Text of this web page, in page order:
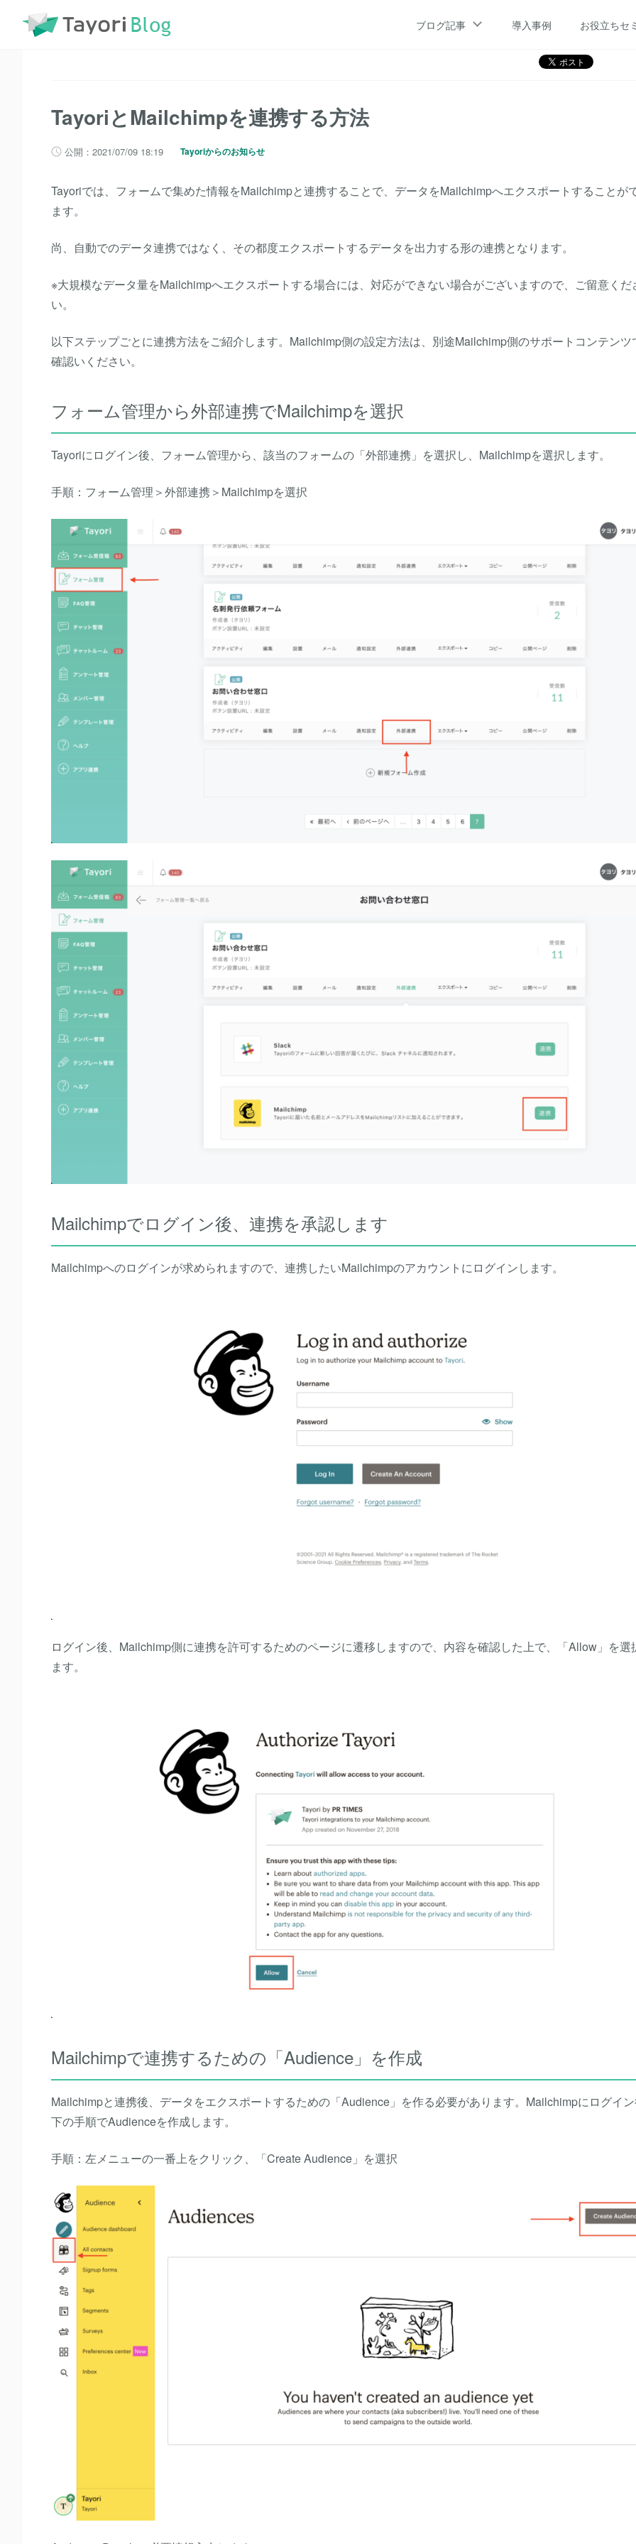
ブログ記事 導入事例 お役立ちセ
TayoriBlog 記事一覧 TayoriとMailchimpを連携する方法
TayoriとMailchimpを連携する方法
公開：2021/07/09 18:19 Tayoriからのお知らせ
Tayoriでは、フォームで集めた情報をMailchimpと連携することで、データをMailchimpへエクスポートすることが
ます。
尚、自動でのデータ連携ではなく、その都度エクスポートするデータを出力する形の連携となります。
※大規模なデータ量をMailchimpへエクスポートする場合には、対応ができない場合がございますので、ご留意くだ
い。
以下ステップごとに連携方法をご紹介します。Mailchimp側の設定方法は、別途Mailchimp側のサポートコンテンツ
確認いください。
フォーム管理から外部連携でMailchimpを選択
Tayoriにログイン後、フォーム管理から、該当のフォームの「外部連携」を選択し、Mailchimpを選択します。
手順：フォーム管理＞外部連携＞Mailchimpを選択
Mailchimpでログイン後、連携を承認します
Mailchimpへのログインが求められますので、連携したいMailchimpのアカウントにログインします。
ログイン後、Mailchimp側に連携を許可するためのページに遷移しますので、内容を確認した上で、「Allow」を選
ます。
Mailchimpで連携するための「Audience」を作成
Mailchimpと連携後、データをエクスポートするための「Audience」を作る必要があります。Mailchimpにログイ
下の手順でAudienceを作成します。
手順：左メニューの一番上をクリック、「Create Audience」を選択